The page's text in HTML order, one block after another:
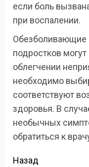
если боль
при воспалении.
Обезболивающие
подростков
облегчении
необходимо
соответствуют
здоровья. В
необычных
обратиться к
Назад